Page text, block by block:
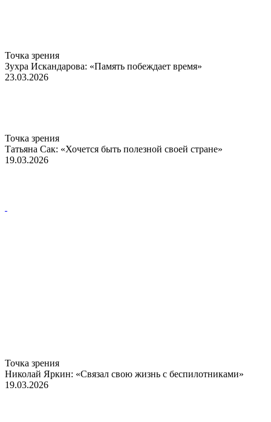
Точка зрения
Зухра Искандарова: «Память побеждает время»
23.03.2026
Точка зрения
Татьяна Сак: «Хочется быть полезной своей стране»
19.03.2026
Точка зрения
Николай Яркин: «Связал свою жизнь с беспилотниками»
19.03.2026